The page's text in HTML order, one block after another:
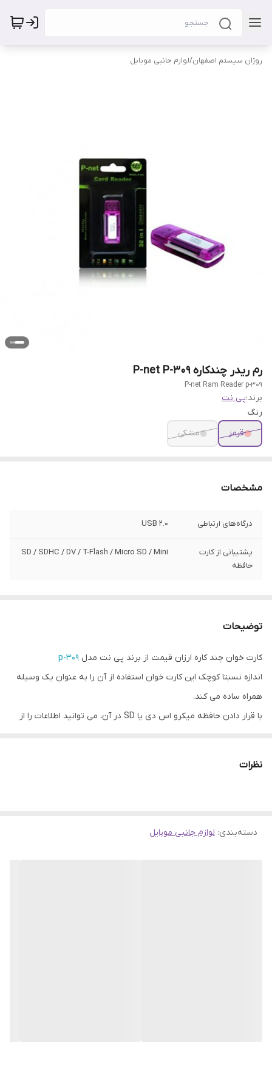
روژان سیستم اصفهان/لوازم جانبی موبایل
رم ریدر چندکاره P-net P-309
P-net Ram Reader p-309
برند:پی نت
رنگ
قرمز
مشکی
مشخصات
درگاه‌های ارتباطی USB 2.0
پشتیبانی از کارت
حافظه
SD / SDHC / DV / T-Flash / Micro SD / Mini
توضیحات
کارت خوان چند کاره ارزان قیمت از برند پی نت مدل p-309
اندازه نسبتا کوچک این کارت خوان استفاده از آن را به عنوان یک وسیله
همراه ساده می کند.
با قرار دادن حافظه میکرو اس دی یا SD در آن، می توانید اطلاعات را از
SD / SDHC / DV / T-Flash / Micro SD / Mini
عامل ها به راحتی شناسایی می شود.
نظرات
دسته‌بندی: لوازم جانبی موبایل